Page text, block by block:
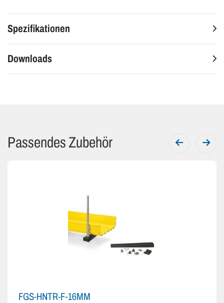
Spezifikationen
Downloads
Passendes Zubehör
FGS-HNTR-F-16MM